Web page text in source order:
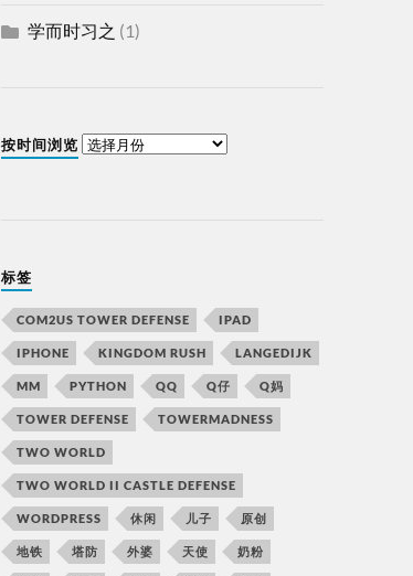
学而时习之 (1)
按时间浏览
标签
COM2US TOWER DEFENSE IPAD
IPHONE KINGDOM RUSH LANGEDIJK
MM PYTHON QQ Q仔 Q妈
TOWER DEFENSE TOWERMADNESS
TWO WORLD
TWO WORLD II CASTLE DEFENSE
WORDPRESS 休闲 儿子 原创
地铁 塔防 外婆 天使 奶粉